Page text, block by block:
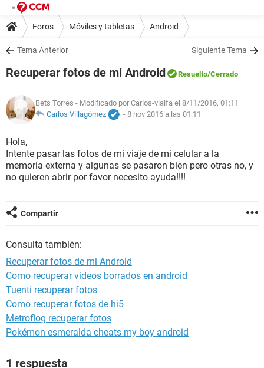
Foros Móviles y tabletas Android
Tema Anterior Siguiente Tema
Recuperar fotos de mi Android Resuelto/Cerrado
Bets Torres - Modificado por Carlos-vialfa el 8/11/2016, 01:11
Carlos Villagómez
- 8 nov 2016 a las 01:11
Hola,
Intente pasar las fotos de mi viaje de mi celular a la
memoria externa y algunas se pasaron bien pero otras no, y
no quieren abrir por favor necesito ayuda!!!!
Compartir
Consulta también:
Recuperar fotos de mi Android
Como recuperar videos borrados en android
Tuenti recuperar fotos
Como recuperar fotos de hi5
Metroflog recuperar fotos
Pokémon esmeralda cheats my boy android
1 respuesta